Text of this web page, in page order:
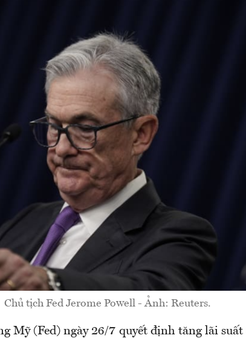
Chủ tịch Fed Jerome Powell - Ảnh: Reuters.
Mỹ (Fed) ngày 26/7 quyết định tăng lãi suất